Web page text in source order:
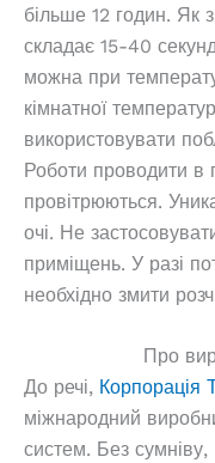
більше 12 годин. Як
складає 15-40
можна при
кімнатної
використовувати
Роботи проводити
провітрюються.
очі. Не
приміщень. У разі
необхідно змити
Про
До речі,
міжнародний
систем. Без сумніву,